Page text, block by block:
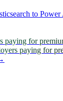
to
paying for
paying for